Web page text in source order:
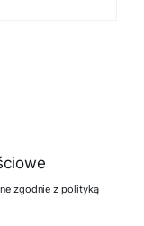
zgodnie z polityką